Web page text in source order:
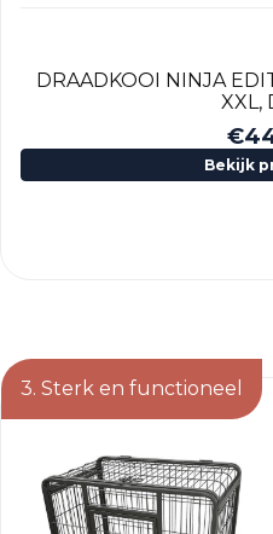
DRAADKOOI NINJA
XXL,
€
Bekijk
3. Sterk en functioneel